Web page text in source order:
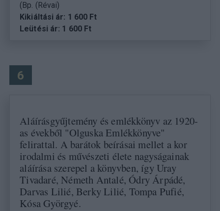
(Bp. (Révai)
Kikiáltási ár: 1 600 Ft
Leütési ár: 1 600 Ft
6
Aláírásgyűjtemény és emlékkönyv az 1920-
as évekből "Olguska Emlékkönyve"
felirattal. A barátok beírásai mellet a kor
irodalmi és művészeti élete nagyságainak
aláírása szerepel a könyvben, így Uray
Tivadaré, Németh Antalé, Ódry Árpádé,
Darvas Lilié, Berky Lilié, Tompa Pufié,
Kósa Györgyé.